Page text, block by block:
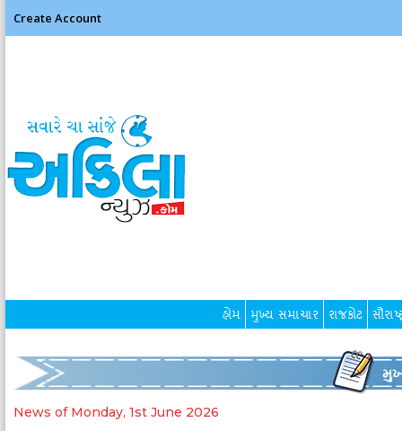
Create Account
હોમ મુખ્ય સમાચાર રાજકોટ
News of Monday, 1st June 2026